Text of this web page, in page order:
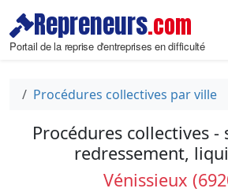
Repreneurs.com
Portail de la reprise d'entreprises en difficulté
Procédures collectives par ville
Procédures collectives -
redressement,
Vénissieux